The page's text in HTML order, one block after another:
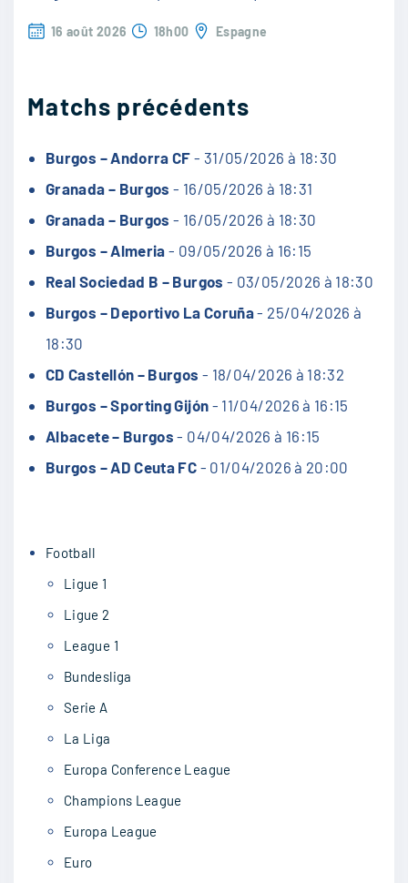
16 août 2026 18h00 Espagne
Matchs précédents
Burgos – Andorra CF - 31/05/2026 à 18:30
Granada – Burgos - 16/05/2026 à 18:31
Granada – Burgos - 16/05/2026 à 18:30
Burgos – Almeria - 09/05/2026 à 16:15
Real Sociedad B – Burgos - 03/05/2026 à 18:30
Burgos – Deportivo La Coruña- 25/04/2026 à
18:30
CD Castellón – Burgos - 18/04/2026 à 18:32
Burgos – Sporting Gijón - 11/04/2026 à 16:15
Albacete – Burgos - 04/04/2026 à 16:15
Burgos – AD Ceuta FC - 01/04/2026 à 20:00
Football
Ligue 1
Ligue 2
League 1
Bundesliga
Serie A
La Liga
Europa Conference League
Champions League
Europa League
Euro